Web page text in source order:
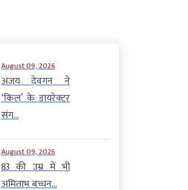
August 09, 2026
अजय देवगन ने
‘किल’ के डायरेक्टर
संग...
August 09, 2026
83 की उम्र में भी
अमिताभ बच्चन...